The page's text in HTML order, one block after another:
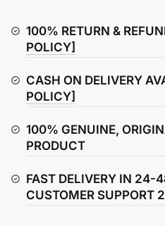
Tube
quantity
100% RETURN &
POLICY]
CASH ON DELIVERY
POLICY]
100% GENUINE,
PRODUCT
FAST DELIVERY IN 24-
CUSTOMER SUPPORT